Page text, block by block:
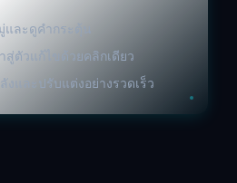
ละดูคำกระตุ้น
สู่ตัวแก้ไขด้วยคลิกเดียว
งและปรับแต่งอย่างรวดเร็ว